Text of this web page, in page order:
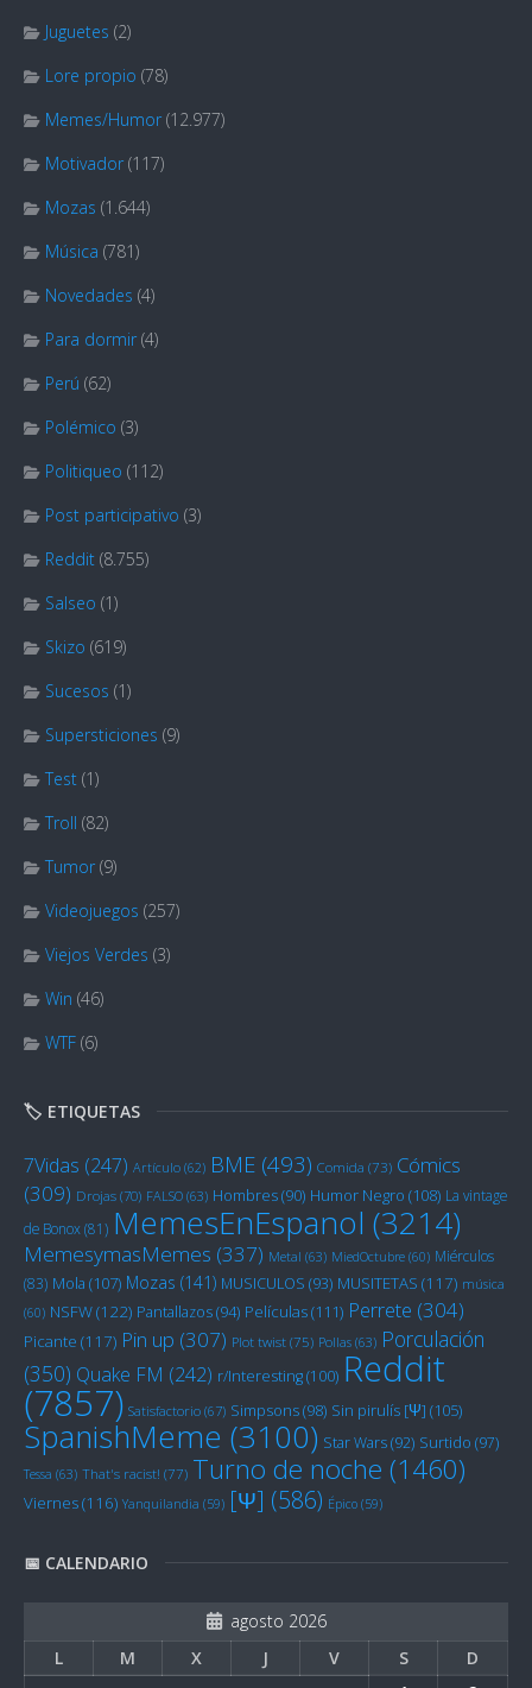
Juguetes (2)
Lore propio (78)
Memes/Humor (12.977)
Motivador (117)
Mozas (1.644)
Música (781)
Novedades (4)
Para dormir (4)
Perú (62)
Polémico (3)
Politiqueo (112)
Post participativo (3)
Reddit (8.755)
Salseo (1)
Skizo (619)
Sucesos (1)
Supersticiones (9)
Test (1)
Troll (82)
Tumor (9)
Videojuegos (257)
Viejos Verdes (3)
Win (46)
WTF (6)
🏷️ ETIQUETAS
7Vidas (247) Artículo (62) BME (493) Comida (73) Cómics
(309) Drojas (70) FALSO (63) Hombres(90) Humor Negro (108) La vintage
de Bonox(81) MemesEnEspanol (3214)
MemesymasMemes (337) Metal (63) MiedOctubre (60) Miérculos
(83) Mola (107) Mozas (141) MUSICULOS (93) MUSITETAS (117) música
(60) NSFW(122) Pantallazos(94) Películas(111) Perrete (304)
Picante (117) Pin up (307) Plot twist (75) Pollas (63) Porculación
(350) Quake FM (242) r/Interesting(100) Reddit
(7857) Satisfactorio (67) Simpsons(98) Sin pirulís [Ψ] (105)
SpanishMeme (3100) Star Wars(92) Surtido (97)
Tessa (63) That's racist! (77) Turno de noche (1460)
Viernes(116) Yanquilandia (59) [Ψ] (586) Épico (59)
📅 CALENDARIO
agosto 2026
L
M X J V S
D